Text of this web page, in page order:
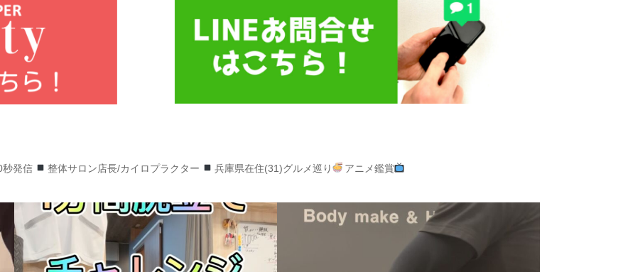
秒発信 整体サロン店長/カイロプラクター 兵庫県在住(31)グルメ巡り アニメ鑑賞